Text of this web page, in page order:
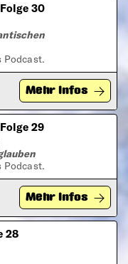
30
Podcast.
Mehr Infos
29
Podcast.
Mehr Infos
28